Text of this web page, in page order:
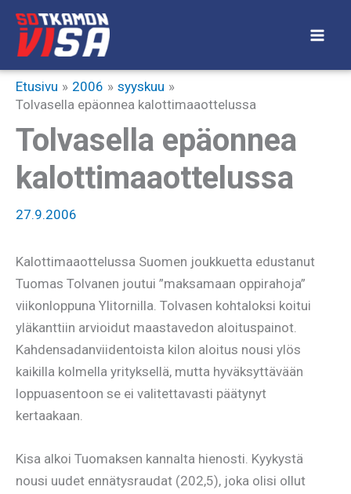
Siirry
sisältöön
Etusivu 2006
syyskuu
Tolvasella epäonnea kalottimaaottelussa
Tolvasella epäonnea
kalottimaaottelussa
27.9.2006
Kalottimaaottelussa Suomen joukkuetta edustanut
Tuomas Tolvanen joutui ”maksamaan oppirahoja”
viikonloppuna Ylitornilla. Tolvasen kohtaloksi koitui
yläkanttiin arvioidut maastavedon aloituspainot.
Kahdensadanviidentoista kilon aloitus nousi ylös
kaikilla kolmella yrityksellä, mutta hyväksyttävään
loppuasentoon se ei valitettavasti päätynyt
kertaakaan.
Kisa alkoi Tuomaksen kannalta hienosti. Kyykystä
nousi uudet ennätysraudat (202,5), joka olisi ollut